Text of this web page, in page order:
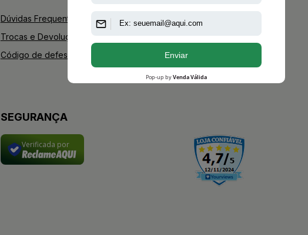
Dúvidas Frequentes
Trocas e Devoluções
Código de defesa do consumidor
Blog
Instagram
Facebook
SEGURANÇA
Verificada por